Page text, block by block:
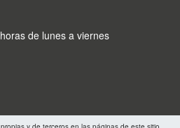
de lunes a viernes